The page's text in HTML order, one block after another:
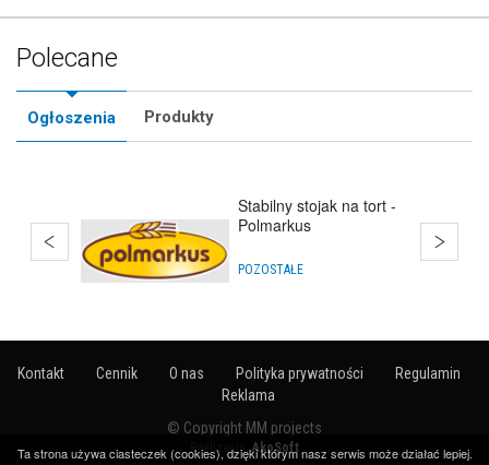
Polecane
Ogłoszenia Produkty
Stabilny stojak na tort -
Polmarkus
POZOSTAŁE
Kontakt Cennik O nas Polityka prywatności
Regulamin
Reklama
© Copyright MM projects
Realizacja:AkoSoft
Ta strona używa ciasteczek (cookies), dzięki którym nasz serwis może działać lepiej.